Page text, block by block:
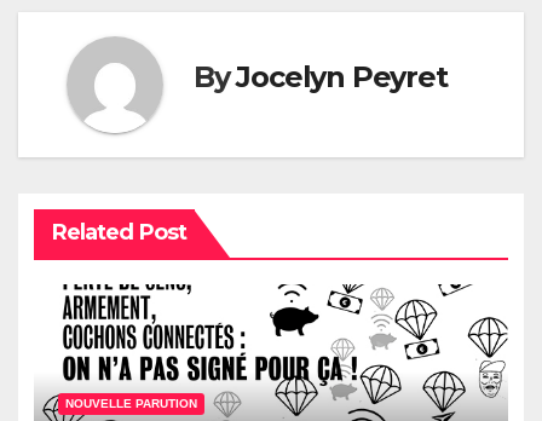
l’article
ByJocelyn Peyret
Related Post
NOUVELLE PARUTION